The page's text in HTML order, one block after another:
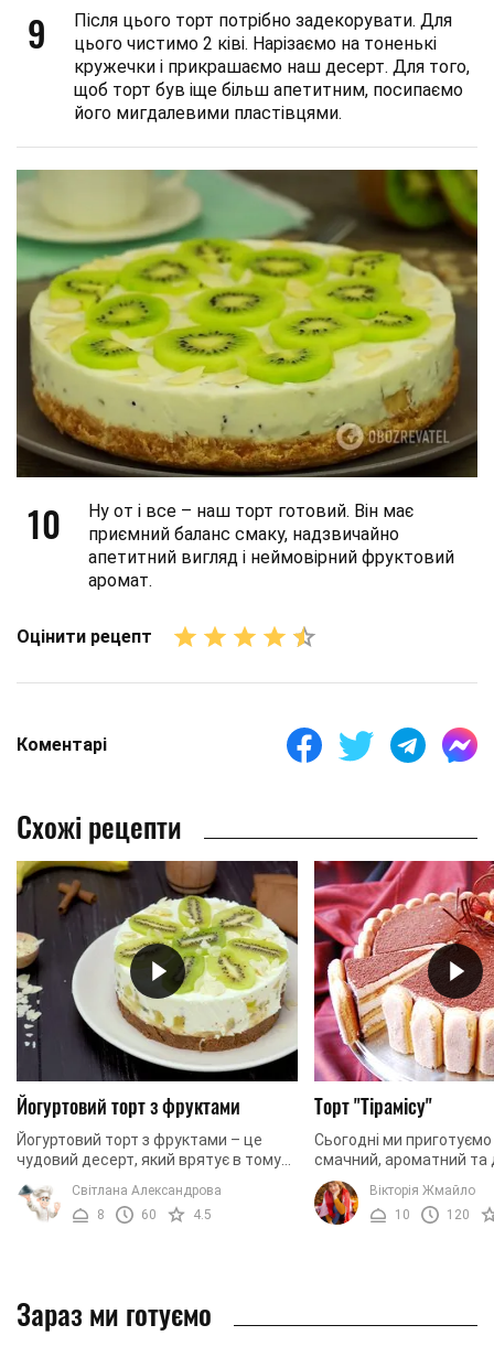
9
Після цього торт потрібно задекорувати. Для
цього чистимо 2 ківі. Нарізаємо на тоненькі
кружечки і прикрашаємо наш десерт. Для того,
щоб торт був іще більш апетитним, посипаємо
його мигдалевими пластівцями.
10
Ну от і все – наш торт готовий. Він має
приємний баланс смаку, надзвичайно
апетитний вигляд і неймовірний фруктовий
аромат.
Оцінити рецепт
Коментарі
Схожі рецепти
Йогуртовий торт з фруктами
Йогуртовий торт з фруктами – це
чудовий десерт, який врятує в тому
мають прийти друзі, а ви зовсім не
маєте часу ...
Світлана Александрова
8
60 4.5
Торт "Тірамісу"
Сьогодні ми
смачний, ароматний та
вишуканий десерт. Ми
торт, в основі якого
відоме тірамісу. ...
Вікторія Жмайло
10
120
Зараз ми готуємо